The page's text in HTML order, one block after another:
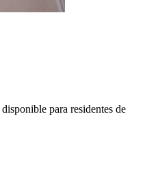
disponible para residentes de